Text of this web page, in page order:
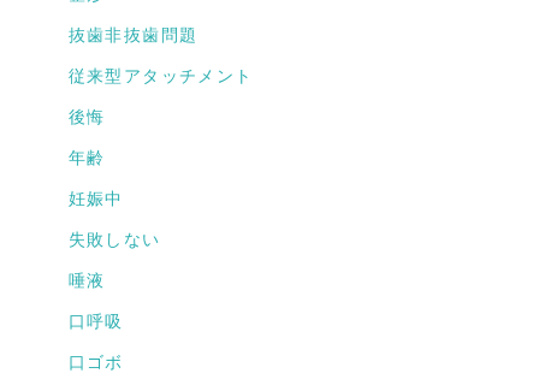
抜歯非抜歯問題
従来型アタッチメント
後悔
年齢
妊娠中
失敗しない
唾液
口呼吸
口ゴボ